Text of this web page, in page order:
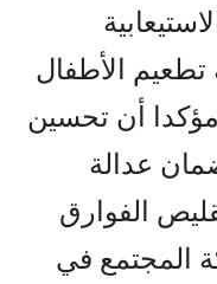
الأطفال
99%، مؤكدا أن تحسين
عدالة
الفوارق
المجتمع في